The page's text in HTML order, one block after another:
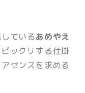
ているあめやえ
ックリする仕掛
センスを求める